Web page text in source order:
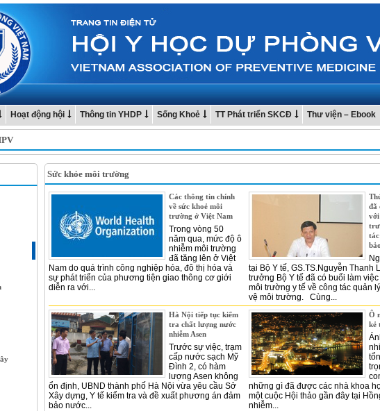
Hoạt động hội Thông tin YHDP Sống Khoẻ TT Phát triển SKCĐ Thư viện – Ebook
Sức khỏe môi trường
Các thông tin chính
về sức khoẻ môi
trường ở Việt Nam
Trong vòng 50
năm qua, mức độ ô
nhiễm môi trường
đã tăng lên ở Việt
Nam do quá trình công nghiệp hóa, đô thị hóa và
sự phát triển của phương tiện giao thông cơ giới
diễn ra với...
đã
tại Bộ Y tế, GS.TS.Nguyễn Thanh
trưởng Bộ Y tế đã có buổi làm
môi trường y tế về công tác quản
vệ môi trường. Cùng...
Hà Nội tiếp tục kiểm
tra chất lượng nước
nhiễm Asen
Trước sự việc, trạm
cấp nước sạch Mỹ
Đình 2, có hàm
lượng Asen không
ổn định, UBND thành phố Hà Nội vừa yêu cầu Sở
Xây dựng, Y tế kiểm tra và đề xuất phương án đảm
bảo nước...
Ô
kẻ
những gì đã được các nhà khoa
một cuộc Hội thảo gần đây tại
nhiễm...